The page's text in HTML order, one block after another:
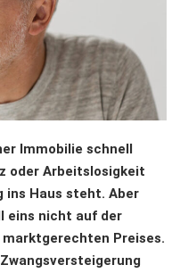
Immobilie schnell
oder Arbeitslosigkeit
ins Haus steht. Aber
eins nicht auf der
Preises.